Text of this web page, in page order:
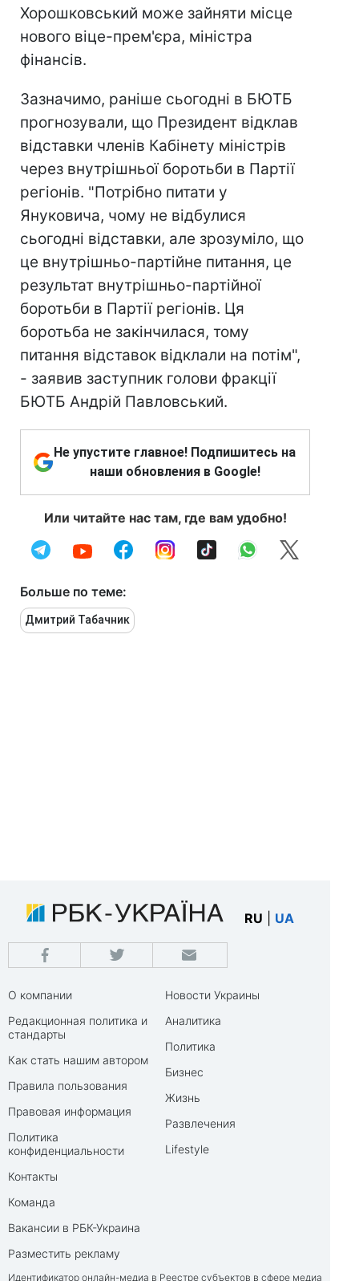
Хорошковський може зайняти місце
нового віце-прем'єра, міністра
фінансів.
Зазначимо, раніше сьогодні в БЮТБ
прогнозували, що Президент відклав
відставки членів Кабінету міністрів
через внутрішньої боротьби в Партії
регіонів. "Потрібно питати у
Януковича, чому не відбулися
сьогодні відставки, але зрозуміло, що
це внутрішньо-партійне питання, це
результат внутрішньо-партійної
боротьби в Партії регіонів. Ця
боротьба не закінчилася, тому
питання відставок відклали на потім",
- заявив заступник голови фракції
БЮТБ Андрій Павловський.
Не упустите главное! Подпишитесь на
наши обновления в Google!
Или читайте нас там, где вам удобно!
Больше по теме:
Дмитрий Табачник
RU UA
О компании
Редакционная политика и
стандарты
Как стать нашим автором
Правила пользования
Правовая информация
Политика
конфиденциальности
Контакты
Команда
Вакансии в РБК-Украина
Разместить рекламу
Новости Украины
Аналитика
Политика
Бизнес
Жизнь
Развлечения
Lifestyle
Идентификатор онлайн-медиа в Реестре субъектов в сфере медиа